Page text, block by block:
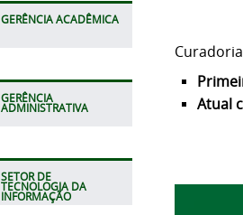
GERÊNCIA ACADÊMICA
GERÊNCIA
ADMINISTRATIVA
SETOR DE
TECNOLOGIA DA
INFORMAÇÃO
Curadoria
Atual